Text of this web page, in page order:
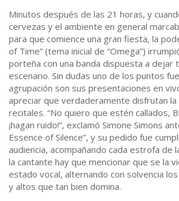
Minutos después de las 21 horas, y
cervezas y el ambiente en general
para que comience una gran fiesta, la
of Time” (tema inicial de “Omega”)
porteña con una banda dispuesta a dejar
escenario. Sin dudas uno de los puntos
agrupación son sus presentaciones en
apreciar que verdaderamente disfrutan la
recitales. “No quiero que estén callados,
¡hagan ruido!”, exclamó Simone Simons
Essence of Silence”, y su pedido fue
audiencia, acompañando cada estrofa de
la cantante hay que mencionar que se la
estado vocal, alternando con solvencia
y altos que tan bien domina.